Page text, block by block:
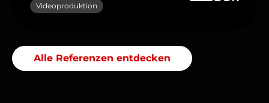
Videoproduktion
Alle Referenzen entdecken